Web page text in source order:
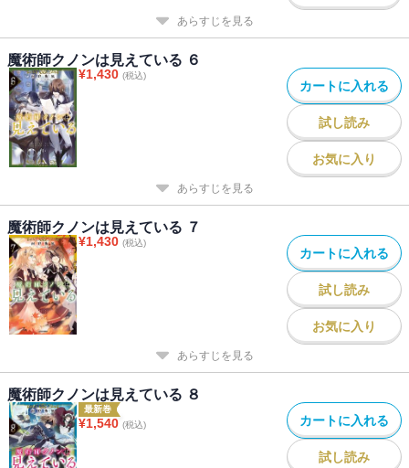
あらすじを見る
魔術師クノンは見えている ６
¥1,430 (税込)
カートに入れる
試し読み
お気に入り
あらすじを見る
魔術師クノンは見えている ７
¥1,430 (税込)
カートに入れる
試し読み
お気に入り
あらすじを見る
魔術師クノンは見えている ８
最新巻
¥1,540 (税込) カートに入れる
試し読み